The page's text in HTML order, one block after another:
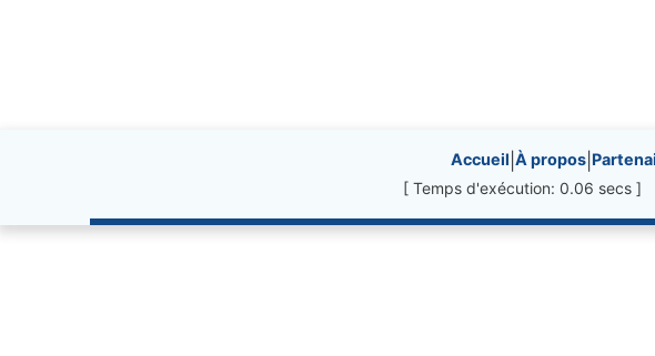
Site information, links, etc.
Accueil À propos
[ Temps d'exécution: 0.06 secs ]